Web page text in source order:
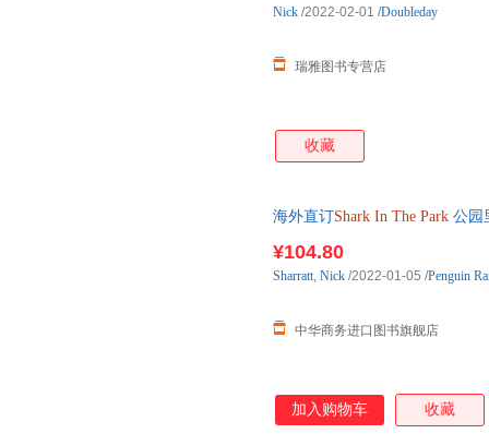
瑞雅图书专营店
Nick /2022-02-01 /Doubleday
收藏
海外直订Shark In The Park 公园
¥104.80
中华商务进口图书旗舰店
Sharratt, Nick /2022-01-05 /Penguin
加入购物车 收藏